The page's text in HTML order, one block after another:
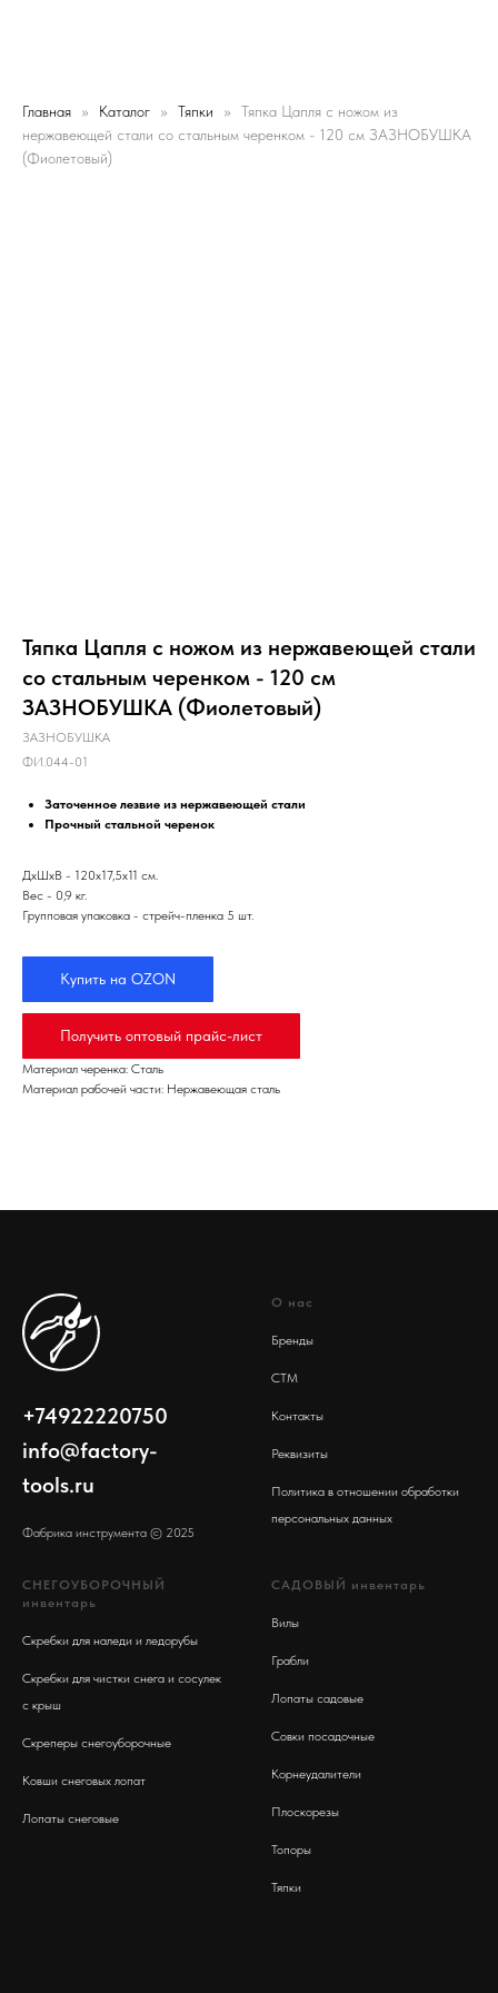
Главная Каталог Тяпки
Тяпка Цапля с ножом из
нержавеющей стали со стальным черенком - 120 см ЗАЗНОБУШКА
(Фиолетовый)
Тяпка Цапля с ножом из нержавеющей стали
со стальным черенком - 120 см
ЗАЗНОБУШКА (Фиолетовый)
ЗАЗНОБУШКА
ФИ.044-01
Заточенное лезвие из нержавеющей стали
Прочный стальной черенок
ДхШхВ - 120х17,5х11 см.
Вес - 0,9 кг.
Групповая упаковка - стрейч-пленка 5 шт.
Купить на OZON
Получить оптовый прайс-лист
Материал черенка: Сталь
Материал рабочей части: Нержавеющая сталь
+74922220750
info@factory-
tools.ru
Фабрика инструмента © 2025
О нас
Бренды
СТМ
Контакты
Реквизиты
Политика в отношении обработки
персональных данных
СНЕГОУБОРОЧНЫЙ
инвентарь
Скребки для наледи и ледорубы
Скребки для чистки снега и сосулек
с крыш
Скреперы снегоуборочные
Ковши снеговых лопат
Лопаты снеговые
САДОВЫЙ инвентарь
Вилы
Грабли
Лопаты садовые
Совки посадочные
Корнеудалители
Плоскорезы
Топоры
Тяпки